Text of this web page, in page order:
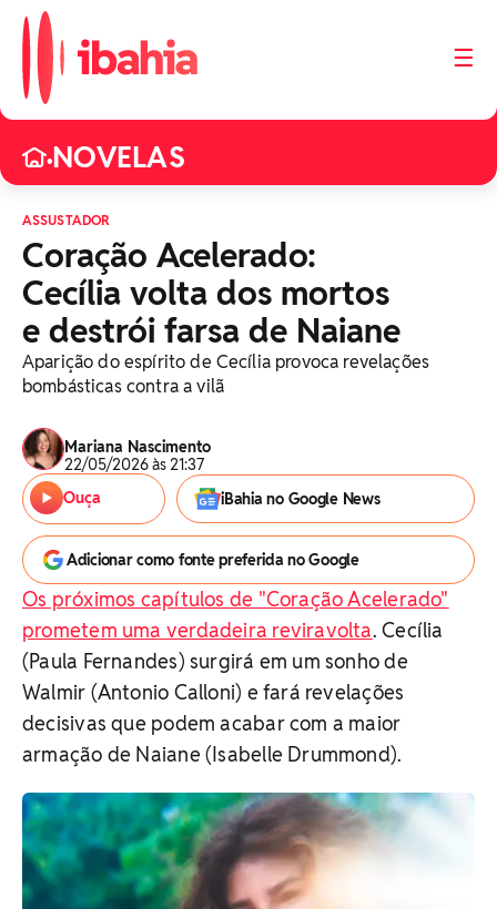
☰
•NOVELAS
ASSUSTADOR
Coração Acelerado:
Cecília volta dos mortos
e destrói farsa de Naiane
Aparição do espírito de Cecília provoca revelações
bombásticas contra a vilã
Mariana Nascimento
22/05/2026 às 21:37
Ouça
iBahia no Google News
Adicionar como fonte preferida no Google
Os próximos capítulos de "Coração Acelerado"
prometem uma verdadeira reviravolta. Cecília
(Paula Fernandes) surgirá em um sonho de
Walmir (Antonio Calloni) e fará revelações
decisivas que podem acabar com a maior
armação de Naiane (Isabelle Drummond).